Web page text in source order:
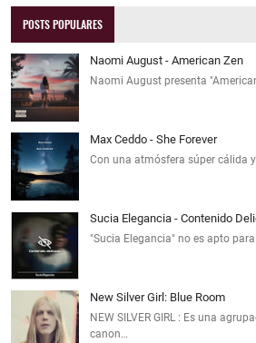
POSTS POPULARES
Naomi August - American Zen
Naomi August presenta
Max Ceddo - She Forever
Con una atmósfera súper cálida
Sucia Elegancia - Contenido
"Sucia Elegancia" no es apto
New Silver Girl: Blue Room
NEW SILVER GIRL : Es una
canon…